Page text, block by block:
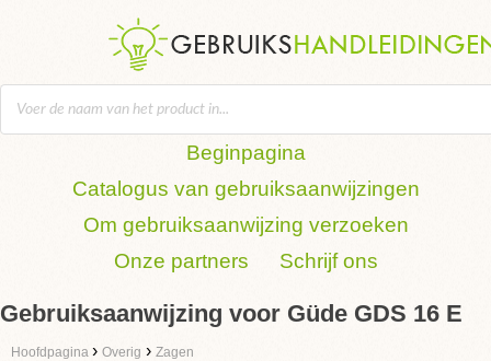
Beginpagina
Catalogus van gebruiksaanwijzingen
Om gebruiksaanwijzing verzoeken
Onze partners
Schrijf ons
Gebruiksaanwijzing voor Güde GDS 16 E
Hoofdpagina › Overig › Zagen